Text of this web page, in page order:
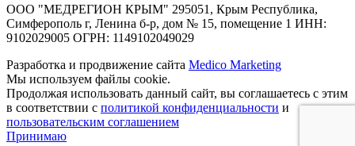
ООО "МЕДРЕГИОН КРЫМ" 295051, Крым Республика,
Симферополь г, Ленина б-р, дом № 15, помещение 1 ИНН:
9102029005 ОГРН: 1149102049029
Разработка и продвижение сайта Medico Marketing
Мы используем файлы cookie.
Продолжая использовать данный сайт, вы соглашаетесь с этим
в соответствии с политикой конфиденциальности и
пользовательским соглашением
Принимаю